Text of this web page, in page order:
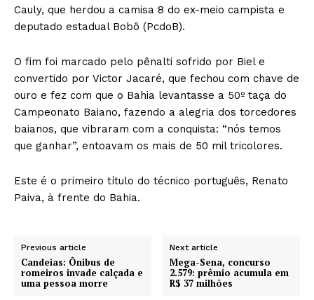
Cauly, que herdou a camisa 8 do ex-meio campista e
deputado estadual Bobô (PcdoB).
O fim foi marcado pelo pênalti sofrido por Biel e
convertido por Victor Jacaré, que fechou com chave de
ouro e fez com que o Bahia levantasse a 50º taça do
Campeonato Baiano, fazendo a alegria dos torcedores
baianos, que vibraram com a conquista: “nós temos
que ganhar”, entoavam os mais de 50 mil tricolores.
Este é o primeiro título do técnico português, Renato
Paiva, à frente do Bahia.
Previous article
Candeias: Ônibus de
romeiros invade calçada e
uma pessoa morre
Next article
Mega-Sena, concurso
2.579: prêmio acumula em
R$ 37 milhões